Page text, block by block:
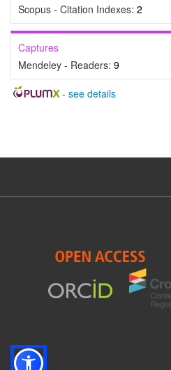
Scopus - Citation Indexes: 2
Captures
Mendeley - Readers: 9
- see details